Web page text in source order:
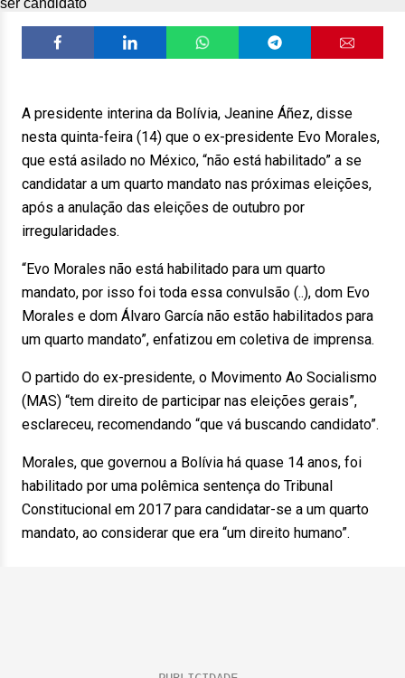
A presidente interina da Bolívia, Jeanine Áñez, disse
nesta quinta-feira (14) que o ex-presidente Evo Morales,
que está asilado no México, “não está habilitado” a se
candidatar a um quarto mandato nas próximas eleições,
após a anulação das eleições de outubro por
irregularidades.
“Evo Morales não está habilitado para um quarto
mandato, por isso foi toda essa convulsão (..), dom Evo
Morales e dom Álvaro García não estão habilitados para
um quarto mandato”, enfatizou em coletiva de imprensa.
O partido do ex-presidente, o Movimento Ao Socialismo
(MAS) “tem direito de participar nas eleições gerais”,
esclareceu, recomendando “que vá buscando candidato”.
Morales, que governou a Bolívia há quase 14 anos, foi
habilitado por uma polêmica sentença do Tribunal
Constitucional em 2017 para candidatar-se a um quarto
mandato, ao considerar que era “um direito humano”.